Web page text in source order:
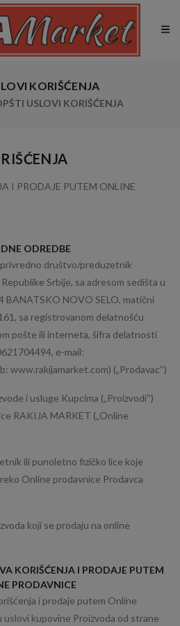
KORIŠĆENJA
USLOVI KORIŠĆENJA
I PRODAJE PUTEM ONLINE
ODREDBE
privredno društvo/preduzetnik
Srbije, sa adresom sedišta u
BANATSKO NOVO SELO, matični
sa registrovanom delatnošću
pošte ili interneta, šifra delatnosti
e-mail:
www.rakijamarket.com) („Prodavac“)
i usluge Kupcima („Proizvodi“)
RAKIJA MARKET („Online
ili punoletno fizičko lice koje
Online prodavnice Prodavca
koji se prodaju na online
KORIŠĆENJA I PRODAJE PUTEM
PRODAVNICE
i prodaje putem Online
kupovine Proizvoda od strane